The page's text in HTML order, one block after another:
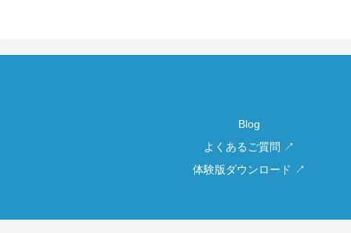
Blog
よくあるご質問 ↗
体験版ダウンロード ↗